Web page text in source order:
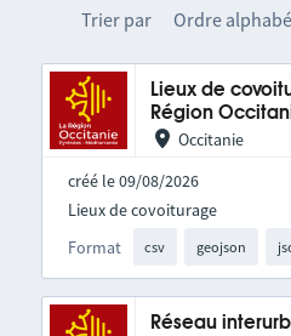
Trier par Ordre
Lieux de
Région
Occitanie
créé le 09/08/2026
Format csv geojson
Lieux de covoiturage
Réseau